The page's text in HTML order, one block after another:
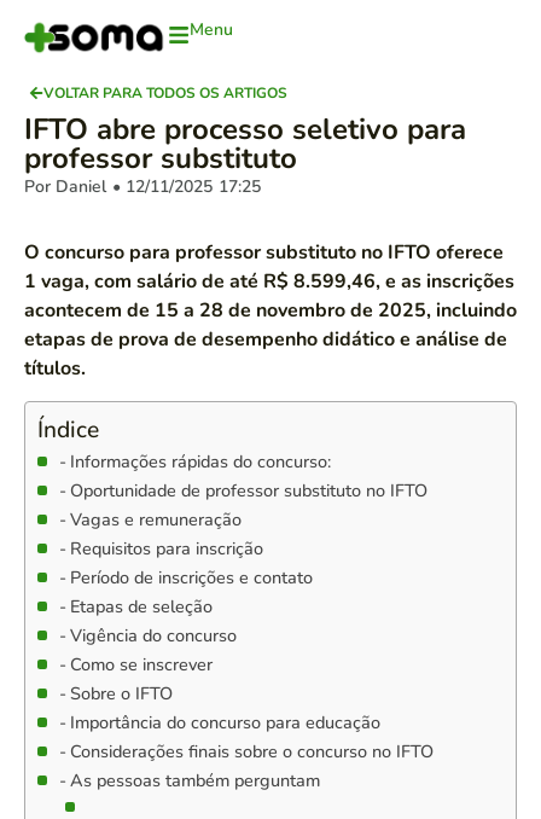
Menu
VOLTAR PARA TODOS OS ARTIGOS
IFTO abre processo seletivo para
professor substituto
Por Daniel • 12/11/2025 17:25
O concurso para professor substituto no IFTO oferece
1 vaga, com salário de até R$ 8.599,46, e as inscrições
acontecem de 15 a 28 de novembro de 2025, incluindo
etapas de prova de desempenho didático e análise de
títulos.
Índice
Informações rápidas do concurso:
Oportunidade de professor substituto no IFTO
Vagas e remuneração
Requisitos para inscrição
Período de inscrições e contato
Etapas de seleção
Vigência do concurso
Como se inscrever
Sobre o IFTO
Importância do concurso para educação
Considerações finais sobre o concurso no IFTO
As pessoas também perguntam